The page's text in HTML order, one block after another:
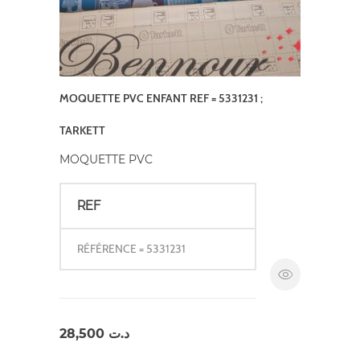
MOQUETTE PVC ENFANT REF = 5331231 ;
TARKETT
MOQUETTE PVC
REF
RÉFÉRENCE = 5331231
د.ت